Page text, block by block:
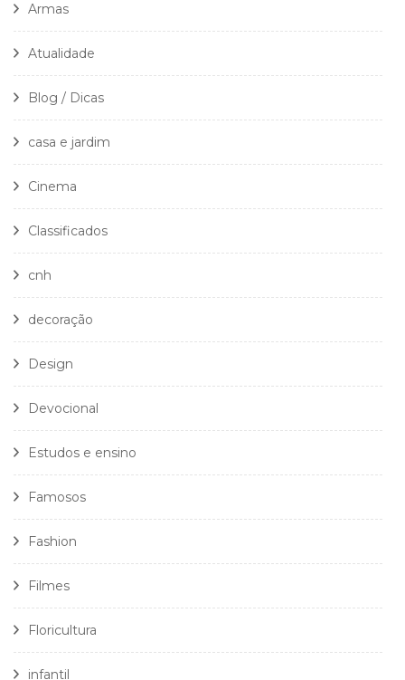
Armas
Atualidade
Blog / Dicas
casa e jardim
Cinema
Classificados
cnh
decoração
Design
Devocional
Estudos e ensino
Famosos
Fashion
Filmes
Floricultura
infantil